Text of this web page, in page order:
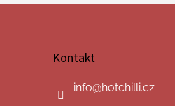
Kontakt
info@hotchilli.cz